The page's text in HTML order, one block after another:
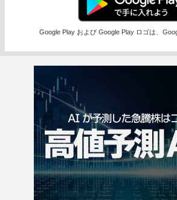
Google Play および Google Play ロゴは、